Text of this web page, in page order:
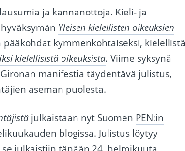
ja kannanottoja. Kieli- ja
Yleisen kielellisten oikeuksien
kymmenkohtaiseksi, kielellistä
kielellisistä oikeuksista. Viime syksynä
manifestia täydentävä julistus,
aseman puolesta.
julkaistaan nyt Suomen PEN:in
blogissa. Julistus löytyy
se julkaistiin tänään 24. helmikuuta